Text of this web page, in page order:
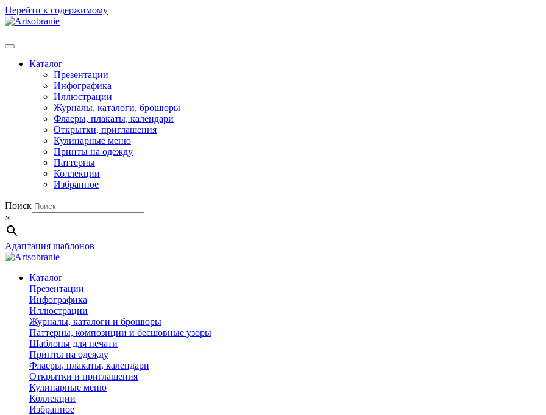
Перейти к содержимому
Каталог
Презентации
Инфографика
Иллюстрации
Журналы, каталоги, брошюры
Флаеры, плакаты, календари
Открытки, приглашения
Кулинарные меню
Принты на одежду
Паттерны
Коллекции
Избранное
Поиск
×
Адаптация шаблонов
Каталог
Презентации
Инфографика
Иллюстрации
Журналы, каталоги и брошюры
Паттерны, композиции и бесшовные узоры
Шаблоны для печати
Принты на одежду
Флаеры, плакаты, календари
Открытки и приглашения
Кулинарные меню
Коллекции
Избранное